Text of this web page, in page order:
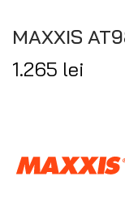
MAXXIS
1.265 lei